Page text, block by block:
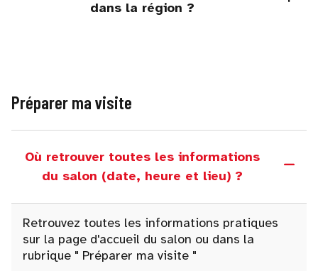
dans la région ?
Préparer ma visite
Où retrouver toutes les informations
du salon (date, heure et lieu) ?
Retrouvez toutes les informations pratiques
sur la page d'accueil du salon ou dans la
rubrique " Préparer ma visite "